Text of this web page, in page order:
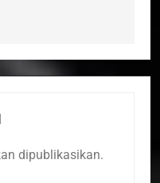
dipublikasikan.